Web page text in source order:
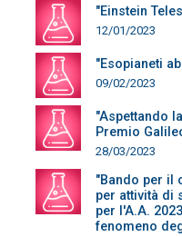
"Einstein
12/01/2023
"Esopianeti
09/02/2023
"Aspettando
Premio
28/03/2023
"Bando per il
per attività di
per l'A.A.
fenomeno